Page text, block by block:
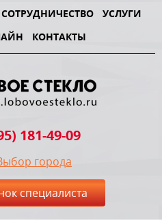
СОТРУДНИЧЕСТВО
УСЛУГИ
КОНТАКТЫ
181-49-09
города
специалиста